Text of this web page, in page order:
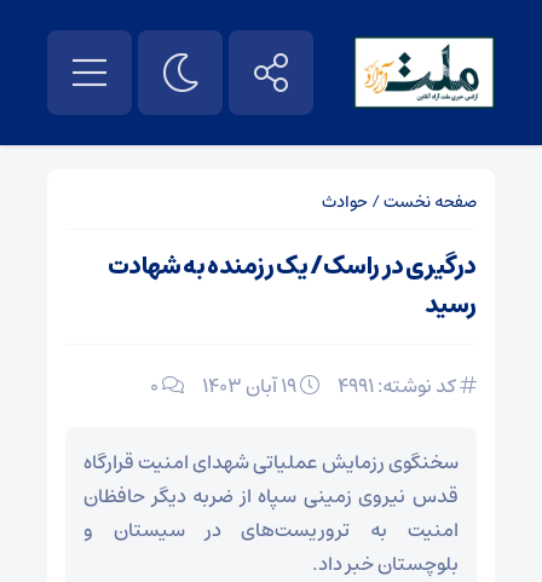
صفحه نخست/حوادث
درگیری در راسک/ یک رزمنده به شهادت
رسید
کد نوشته: 4991 0
سخنگوی رزمایش عملیاتی شهدای امنیت قرارگاه
قدس نیروی زمینی سپاه از ضربه دیگر حافظان
امنیت به تروریست‌های در سیستان و
بلوچستان خبر داد.